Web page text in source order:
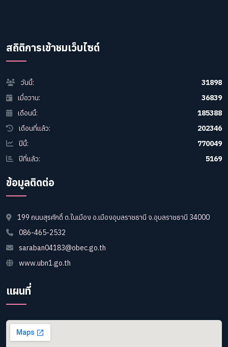
สถิติการเข้าชมเว็บไซต์
วันนี้:
31898
เมื่อวาน:
36839
เดือนนี้:
185388
เดือนที่แล้ว:
202346
ปีนี้:
770049
ปีที่แล้ว:
5169
ข้อมูลติดต่อ
199 ถนนสุรศักดิ์ ต.ในเมือง อ.เมืองอุบลราชธานี จ.อุบลราชธานี 34000
086-465-2532
saraban04183@obec.go.th
www.ubn1.go.th
แผนที่